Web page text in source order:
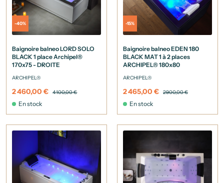
-40%
Baignoire balneo LORD SOLO
BLACK 1 place Archipel®
170x75 - DROITE
ARCHIPEL®
2 460,00 € 4 100,00 €
En stock
-15%
Baignoire balneo EDEN 180
BLACK MAT 1 à 2 places
ARCHIPEL® 180x80
ARCHIPEL®
2 465,00 € 2 900,00 €
En stock